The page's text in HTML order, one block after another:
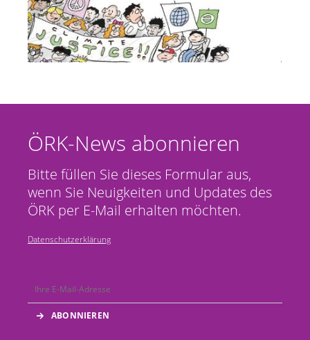
ÖRK-News abonnieren
Bitte füllen Sie dieses Formular aus,
wenn Sie Neuigkeiten und Updates des
ÖRK per E-Mail erhalten möchten.
Datenschutzerklärung